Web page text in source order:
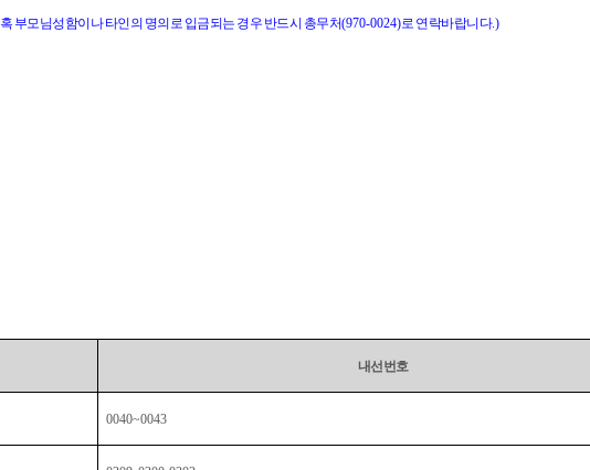
혹 부모님성함이나 타인의 명의로 입금되는 경우 반드시 총무처(970-0024)로 연락바랍니다.)
내선번호
0040~0043